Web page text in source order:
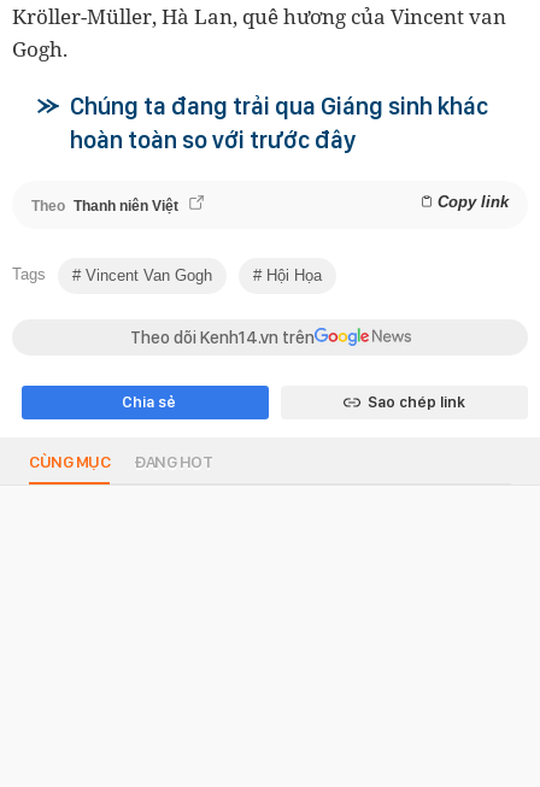
Kröller-Müller, Hà Lan, quê hương của Vincent van
Gogh.
Chúng ta đang trải qua Giáng sinh khác
hoàn toàn so với trước đây
Theo Thanh niên Việt Copy link
Tags Vincent Van Gogh Hội Họa
Theo dõi Kenh14.vn trên
Chia sẻ Sao chép link
CÙNG MỤC ĐANG HOT